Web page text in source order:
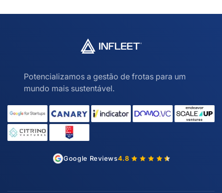
Potencializamos a gestão de frotas para um
mundo mais sustentável.
Google Reviews4.8